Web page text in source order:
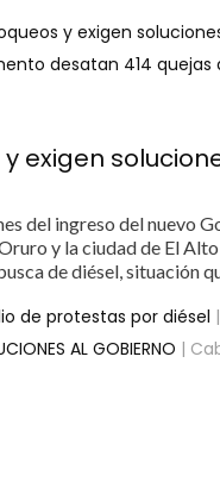
y exigen
desatan 414 quejas
exigen
del ingreso del nuevo
y la ciudad de El
de diésel, situación
de protestas por diésel
AL GOBIERNO |